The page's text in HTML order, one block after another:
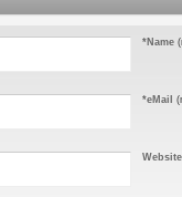
*Name
*eMail
Website